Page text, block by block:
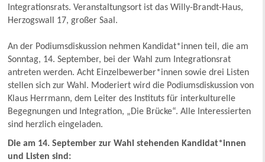
Integrationsrats. Veranstaltungsort ist das Willy-Brandt-Haus,
Herzogswall 17, großer Saal.
An der Podiumsdiskussion nehmen Kandidat*innen teil, die am
Sonntag, 14. September, bei der Wahl zum Integrationsrat
antreten werden. Acht Einzelbewerber*innen sowie drei Listen
stellen sich zur Wahl. Moderiert wird die Podiumsdiskussion von
Klaus Herrmann, dem Leiter des Instituts für interkulturelle
Begegnungen und Integration, „Die Brücke“. Alle Interessierten
sind herzlich eingeladen.
Die am 14. September zur Wahl stehenden Kandidat*innen
und Listen sind: